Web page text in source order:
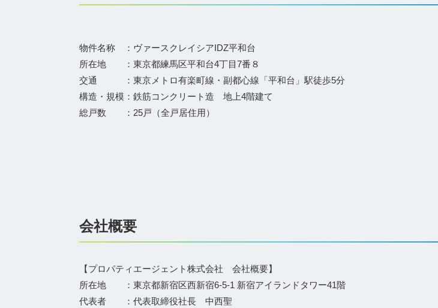
物件名称 ：ヴァースクレイシアIDZ平和台
所在地 ：東京都練馬区平和台4丁目7番８
交通 ：東京メトロ有楽町線・副都心線「平和台」駅徒歩5分
構造・規模：鉄筋コンクリート造 地上4階建て
総戸数 ：25戸（全戸居住用）
会社概要
【プロパティエージェント株式会社 会社概要】
所在地 ：東京都新宿区西新宿6-5-1 新宿アイランドタワー41階
代表者 ：代表取締役社長 中西聖